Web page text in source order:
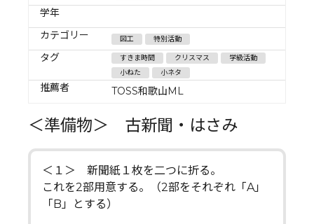
学年
カテゴリー
図工 特別活動
タグ すきま時間 クリスマス
学級活動
小ねた
小ネタ
推薦者 TOSS和歌山ML
＜準備物＞ 古新聞・はさみ
＜１＞ 新聞紙１枚を二つに折る。
これを2部用意する。（2部をそれぞれ「A」
「B」とする）